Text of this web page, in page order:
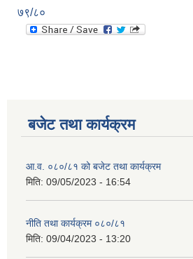
७९/८०
बजेट तथा कार्यक्रम
आ.व. ०८०/८१ को बजेट तथा कार्यक्रम
मिति: 09/05/2023 - 16:54
नीति तथा कार्यक्रम ०८०/८१
मिति: 09/04/2023 - 13:20